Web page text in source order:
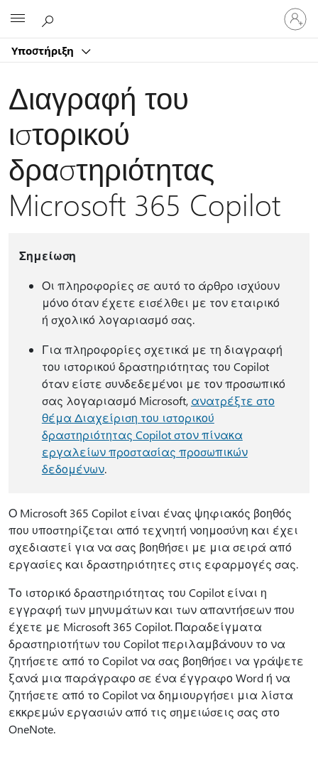
Υποστήριξη
Είσοδος
στον
Διαγραφή του
ιστορικού
δραστηριότητας
Microsoft 365 Copilot
Σημείωση
Οι πληροφορίες σε αυτό το άρθρο ισχύουν
μόνο όταν έχετε εισέλθει με τον εταιρικό
ή σχολικό λογαριασμό σας.
Για πληροφορίες σχετικά με τη διαγραφή
του ιστορικού δραστηριότητας του Copilot
όταν είστε συνδεδεμένοι με τον προσωπικό
σας λογαριασμό Microsoft, ανατρέξτε στο
θέμα Διαχείριση του ιστορικού
δραστηριότητας Copilot στον πίνακα
εργαλείων προστασίας προσωπικών
δεδομένων.
Ο Microsoft 365 Copilot είναι ένας ψηφιακός βοηθός
που υποστηρίζεται από τεχνητή νοημοσύνη και έχει
σχεδιαστεί για να σας βοηθήσει με μια σειρά από
εργασίες και δραστηριότητες στις εφαρμογές σας.
Το ιστορικό δραστηριότητας του Copilot είναι η
εγγραφή των μηνυμάτων και των απαντήσεων που
έχετε με Microsoft 365 Copilot. Παραδείγματα
δραστηριοτήτων του Copilot περιλαμβάνουν το να
ζητήσετε από το Copilot να σας βοηθήσει να γράψετε
ξανά μια παράγραφο σε ένα έγγραφο Word ή να
ζητήσετε από το Copilot να δημιουργήσει μια λίστα
εκκρεμών εργασιών από τις σημειώσεις σας στο
OneNote.